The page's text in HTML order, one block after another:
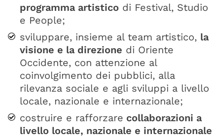
programma artistico di Festival, Studio
e People;
sviluppare, insieme al team artistico, la
visione e la direzione di Oriente
Occidente, con attenzione al
coinvolgimento dei pubblici, alla
rilevanza sociale e agli sviluppi a livello
locale, nazionale e internazionale;
costruire e rafforzare collaborazioni a
livello locale, nazionale e internazionale